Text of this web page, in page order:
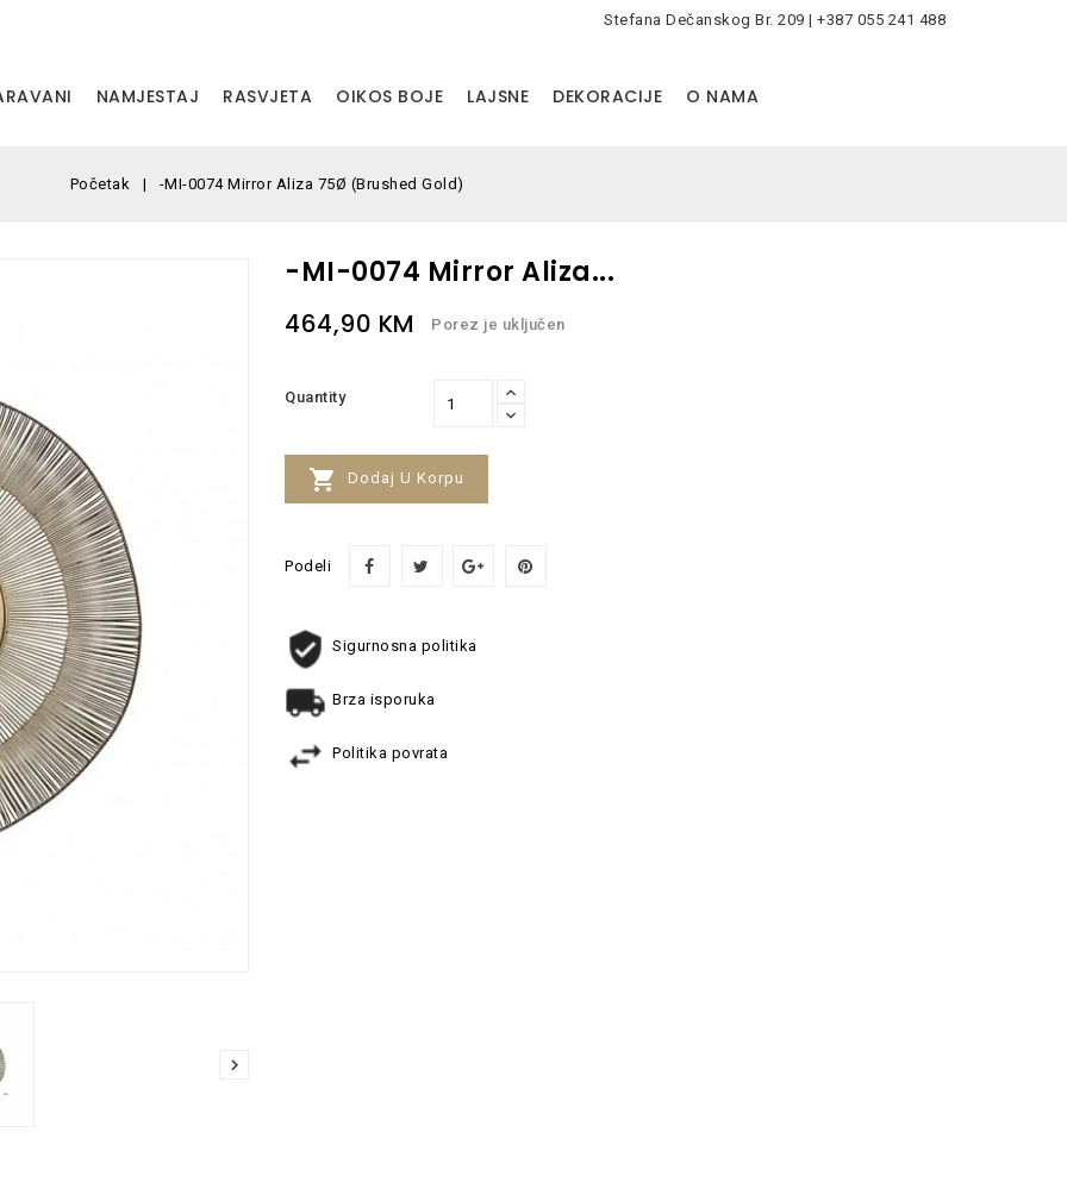
Stefana Dečanskog Br. 209 | +387 055 241 488
NAMJESTAJ RASVJETA OIKOS BOJE LAJSNE DEKORACIJE O NAMA
Početak -MI-0074 Mirror Aliza 75Ø (Brushed Gold)

-MI-0074 Mirror Aliza...
464,90 KM Porez je uključen
Quantity
 Dodaj U Korpu
Podeli
Sigurnosna politika
Brza isporuka
Politika povrata